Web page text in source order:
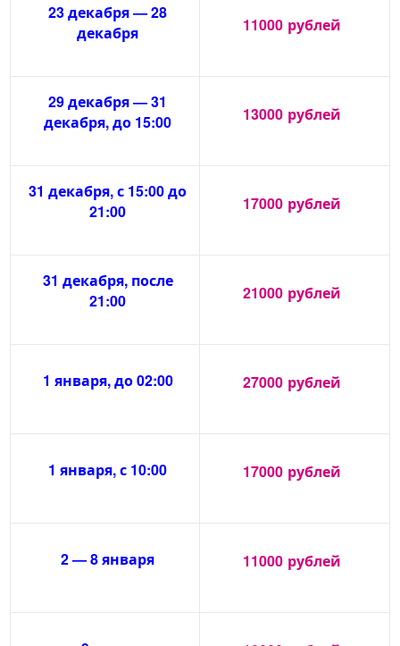
23 декабря — 28
декабря
11000 рублей
29 декабря — 31
декабря, до 15:00
13000 рублей
31 декабря, с 15:00 до
21:00
17000 рублей
31 декабря, после
21:00
21000 рублей
1 января, до 02:00 27000 рублей
1 января, с 10:00 17000 рублей
2 — 8 января 11000 рублей